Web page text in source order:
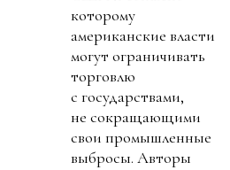
которому
американские власти
могут ограничивать
торговлю
с государствами,
не сокращающими
свои промышленные
выбросы. Авторы